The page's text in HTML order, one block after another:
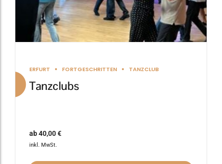
ERFURT FORTGESCHRITTEN TANZCLUB
Tanzclubs
ab40,00€
inkl. MwSt.
gewählt
werden